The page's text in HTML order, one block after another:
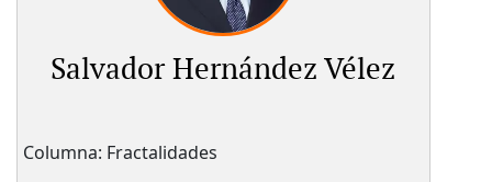
Salvador Hernández Vélez
Columna: Fractalidades